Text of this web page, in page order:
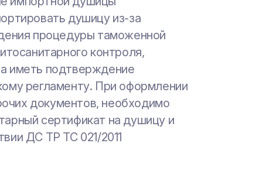
душицу из-за
процедуры таможенной
контроля,
иметь подтверждение
регламенту. При оформлении
документов, необходимо
сертификат на душицу и
ДС ТР ТС 021/2011
пищевой продукции на
союза (Россия,
Армения) изготовителю
иметь документы,
качества продукции.
на душицу является
и позволяет осуществлять
продукции